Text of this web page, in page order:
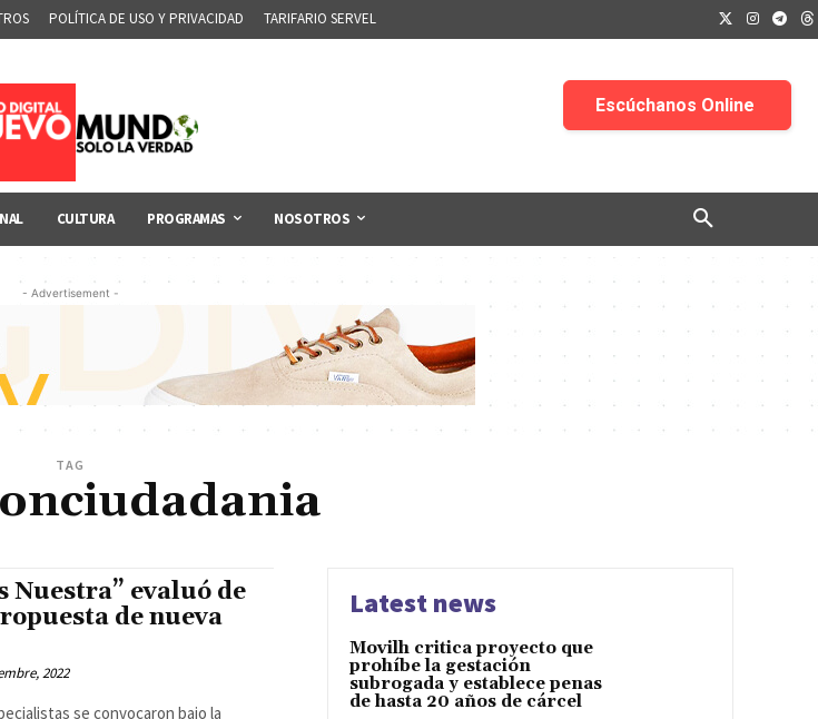
POLÍTICA DE USO Y PRIVACIDAD TARIFARIO SERVEL
CULTURA PROGRAMAS NOSOTROS
- Advertisement -
TAG
Nuestra” evaluó de
de nueva
2022
se convocaron bajo la
Latest news
Movilh critica proyecto que
prohíbe la gestación
subrogada y establece penas
de hasta 20 años de cárcel